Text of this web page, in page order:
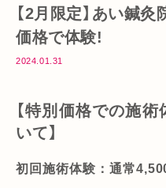
【2月限定】あい鍼
価格で体験!
2024.01.31
【特別価格での施
いて】
初回施術体験：通常